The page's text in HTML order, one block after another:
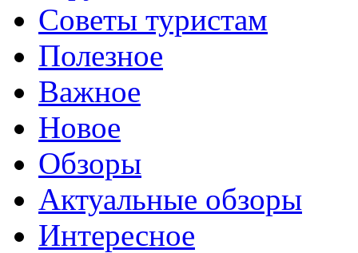
Советы туристам
Полезное
Важное
Новое
Обзоры
Актуальные обзоры
Интересное